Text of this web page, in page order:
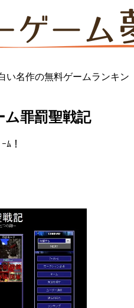
い名作の無料ゲームランキン
罪罰聖戦記
ﾑ！